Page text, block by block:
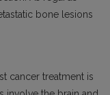
bone lesions
cancer treatment is